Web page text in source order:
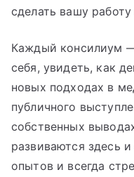
сделать вашу
Каждый консилиум
себя, увидеть, как
новых подходах в
публичного
собственных
развиваются здесь
опытов и всегда